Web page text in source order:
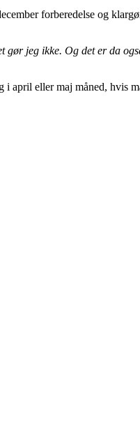
forberedelse og
jeg ikke. Og det er da
april eller maj måned, hvis